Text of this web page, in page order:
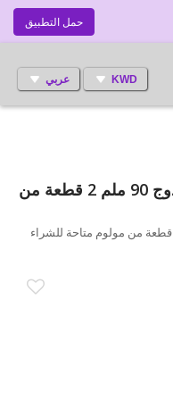
حمل التطبيق
KWD عربي
كوب قهوة صناعة يدويه جدار مزدوج 90 ملم 2 قطعة من
كوب قهوة صناعة يدويه جدار مزدوج 90 ملم 2 قطعة من مولوم متاحة للشراء